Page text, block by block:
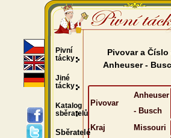
Pivovar a
Anheuser -
Pivovar
Anheuser
- Busch
Kraj
Missouri
Pivní
tácky
Jiné
tácky
Katalog
sběratelů
Sběratelé